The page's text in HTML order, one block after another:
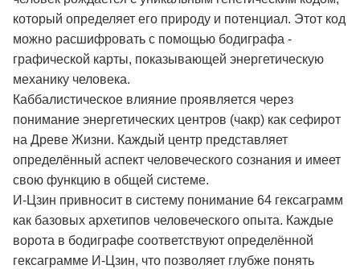
который определяет его природу и потенциал. Этот код
можно расшифровать с помощью бодиграфа -
графической карты, показывающей энергетическую
механику человека.
Каббалистическое влияние проявляется через
понимание энергетических центров (чакр) как сефирот
на Древе Жизни. Каждый центр представляет
определённый аспект человеческого сознания и имеет
свою функцию в общей системе.
И-Цзин привносит в систему понимание 64 гексаграмм
как базовых архетипов человеческого опыта. Каждые
ворота в бодиграфе соответствуют определённой
гексаграмме И-Цзин, что позволяет глубже понять